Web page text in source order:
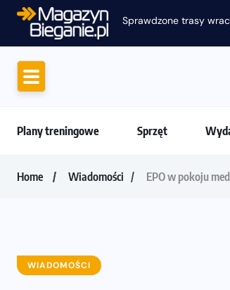
Sprawdzone trasy
Plany treningowe Sprzęt
Home Wiadomości EPO w pokoju
WIADOMOŚCI